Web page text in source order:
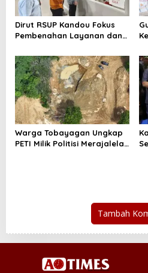
Dirut RSUP Kandou Fokus
Pembenahan Layanan dan
Pasien
Warga Tobayagan Ungkap
PETI Milik Politisi Merajalela
Tambah